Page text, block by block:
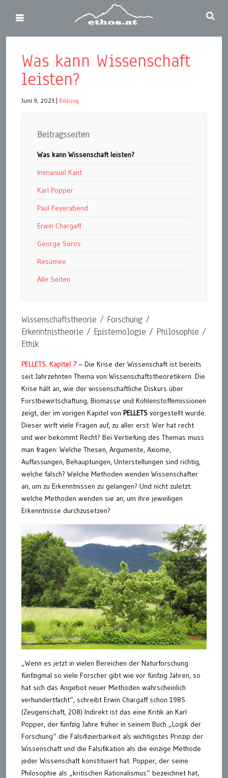
Was kann Wissenschaft
leisten?
Juni 9, 2023 Bildung
Beitragsseiten
Was kann Wissenschaft leisten?
Immanuel Kant
Karl Popper
Paul Feyerabend
Erwin Chargaff
George Soros
Resümee
Alle Seiten
Wissenschaftstheorie / Forschung /
Erkenntnistheorie / Epistemologie / Philosophie /
Ethik
PELLETS. Kapitel 7 – Die Krise der Wissenschaft ist bereits
seit Jahrzehnten Thema von Wissenschaftstheoretikern. Die
Krise hält an, wie der wissenschaftliche Diskurs über
Forstbewirtschaftung, Biomasse und Kohlenstoffemissionen
zeigt, der im vorigen Kapitel von PELLETS vorgestellt wurde.
Dieser wirft viele Fragen auf, zu aller erst: Wer hat recht
und wer bekommt Recht? Bei Vertiefung des Themas muss
man fragen: Welche Thesen, Argumente, Axiome,
Auffassungen, Behauptungen, Unterstellungen sind richtig,
welche falsch? Welche Methoden wenden Wissenschafter
an, um zu Erkenntnissen zu gelangen? Und nicht zuletzt:
welche Methoden wenden sie an, um ihre jeweiligen
Erkenntnisse durchzusetzen?
„Wenn es jetzt in vielen Bereichen der Naturforschung
fünfzigmal so viele Forscher gibt wie vor fünfzig Jahren, so
hat sich das Angebot neuer Methoden wahrscheinlich
verhundertfacht“, schreibt Erwin Chargaff schon 1985.
(Zeugenschaft, 208) Indirekt ist das eine Kritik an Karl
Popper, der fünfzig Jahre früher in seinem Buch „Logik der
Forschung“ die Falsifizierbarkeit als wichtigstes Prinzip der
Wissenschaft und die Falsifikation als die einzige Methode
jeder Wissenschaft konstituiert hat. Popper, der seine
Philosophie als „kritischen Rationalismus“ bezeichnet hat,